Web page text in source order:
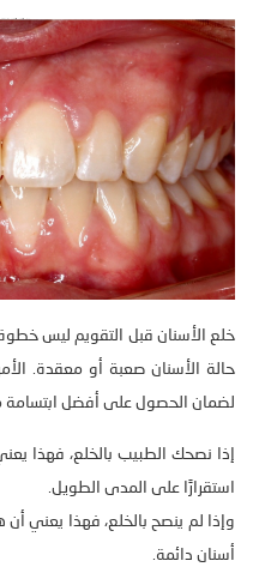
خلع الأسنان قبل التقويم ليس
حالة الأسنان صعبة أو معقدة.
لضمان الحصول على أفضل
إذا نصحك الطبيب بالخلع، فهذا
استقرارًا على المدى الطويل.
وإذا لم ينصح بالخلع، فهذا يعني أن
أسنان دائمة.